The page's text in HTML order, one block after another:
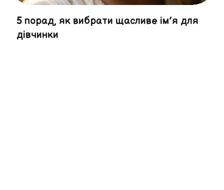
5 порад, як вибрати щасливе ім’я для
дівчинки